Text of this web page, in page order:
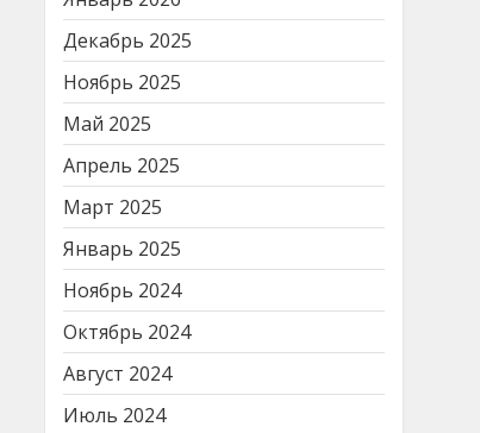
Декабрь 2025
Ноябрь 2025
Май 2025
Апрель 2025
Март 2025
Январь 2025
Ноябрь 2024
Октябрь 2024
Август 2024
Июль 2024